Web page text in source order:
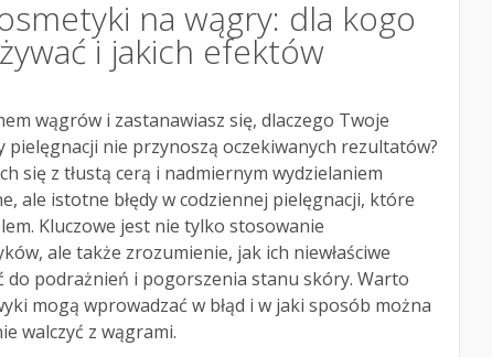
na wągry: dla kogo
i jakich efektów
wągrów i zastanawiasz się, dlaczego Twoje
pielęgnacji nie przynoszą oczekiwanych rezultatów?
się z tłustą cerą i nadmiernym wydzielaniem
ale istotne błędy w codziennej pielęgnacji, które
Kluczowe jest nie tylko stosowanie
ale także zrozumienie, jak ich niewłaściwe
do podrażnień i pogorszenia stanu skóry. Warto
mogą wprowadzać w błąd i w jaki sposób można
walczyć z wągrami.